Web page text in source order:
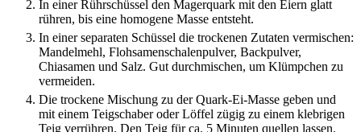
In einer Rührschüssel den Magerquark mit den Eiern glatt
rühren, bis eine homogene Masse entsteht.
In einer separaten Schüssel die trockenen Zutaten vermischen:
Mandelmehl, Flohsamenschalenpulver, Backpulver,
Chiasamen und Salz. Gut durchmischen, um Klümpchen zu
vermeiden.
Die trockene Mischung zu der Quark-Ei-Masse geben und
mit einem Teigschaber oder Löffel zügig zu einem klebrigen
Teig verrühren. Den Teig für ca. 5 Minuten quellen lassen.